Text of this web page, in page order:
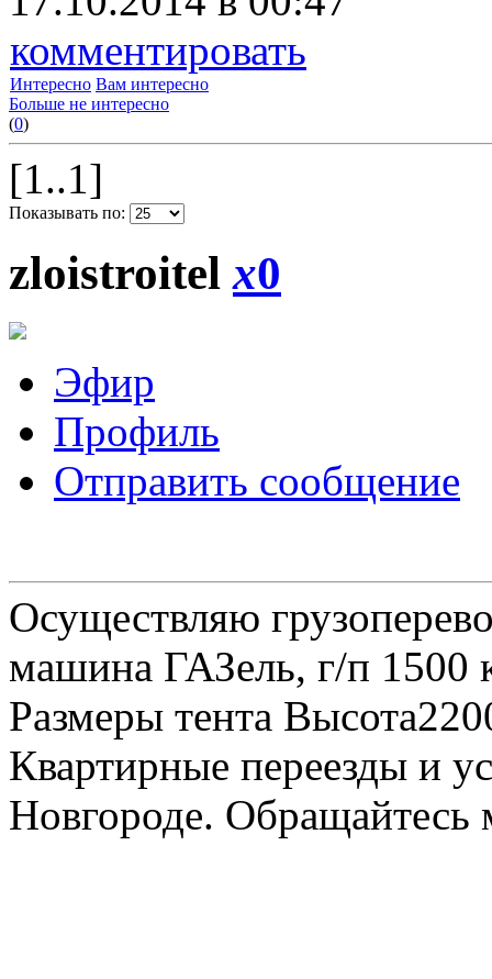
комментировать
Интересно Вам интересно
Больше не интересно
(0)
[1..1]
Показывать по:
zloistroitelx0
Эфир
Профиль
Отправить сообщение
Осуществляю
машина ГАЗель, г/п 1500
Размеры тента
Квартирные переезды и
Новгороде.